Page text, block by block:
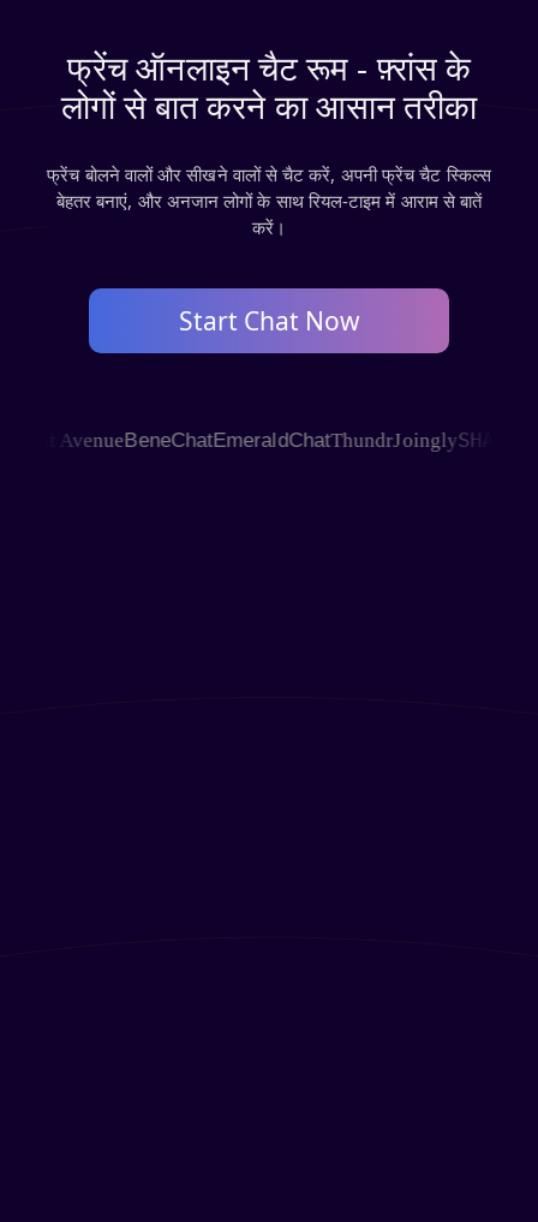
फ्रेंच ऑनलाइन चैट रूम - फ़्रांस के
लोगों से बात करने का आसान तरीका
फ्रेंच बोलने वालों और सीखने वालों से चैट करें, अपनी फ्रेंच चैट स्किल्स
बेहतर बनाएं, और अनजान लोगों के साथ रियल‑टाइम में आराम से बातें
करें।
Start Chat Now
AvenueBeneChatEmeraldChatThundrJoinglySHAGLE